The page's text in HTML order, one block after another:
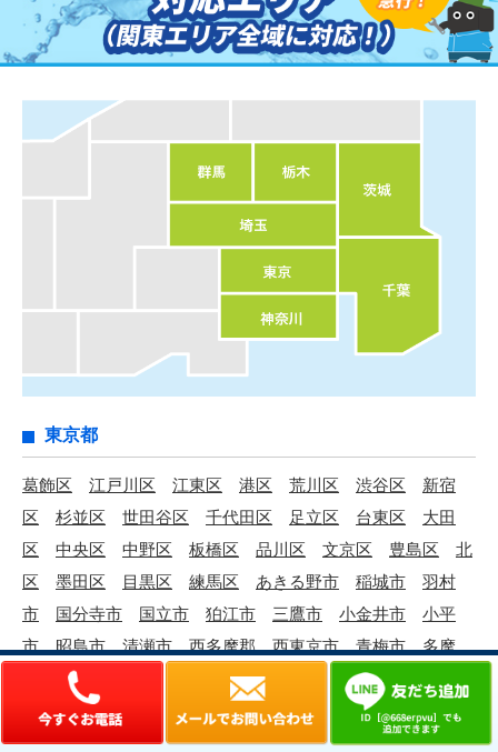
東京都
葛飾区 江戸川区 江東区 港区 荒川区 渋谷区
新宿
区
杉並区 世田谷区 千代田区 足立区 台東区
大田
区
中央区 中野区 板橋区 品川区 文京区 豊島区
北
区
墨田区 目黒区 練馬区 あきる野市 稲城市
羽村
市
国分寺市 国立市 狛江市 三鷹市 小金井市
小平
市
昭島市 清瀬市 西多摩郡 西東京市 青梅市
多摩
町田市 東久留米市 東村山市 東大和市
野市
八王子市 府中市 武蔵村山市 武蔵野市
福生市
立川市